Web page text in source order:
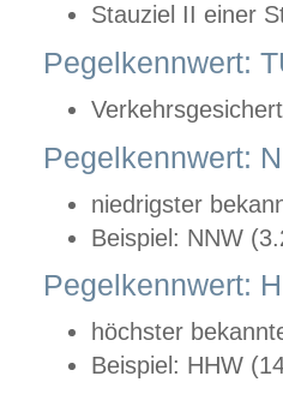
Stauziel II einer
Pegelkennwert:
Pegelkennwert:
niedrigster
Beispiel: NNW
Pegelkennwert:
höchster
Beispiel: HHW